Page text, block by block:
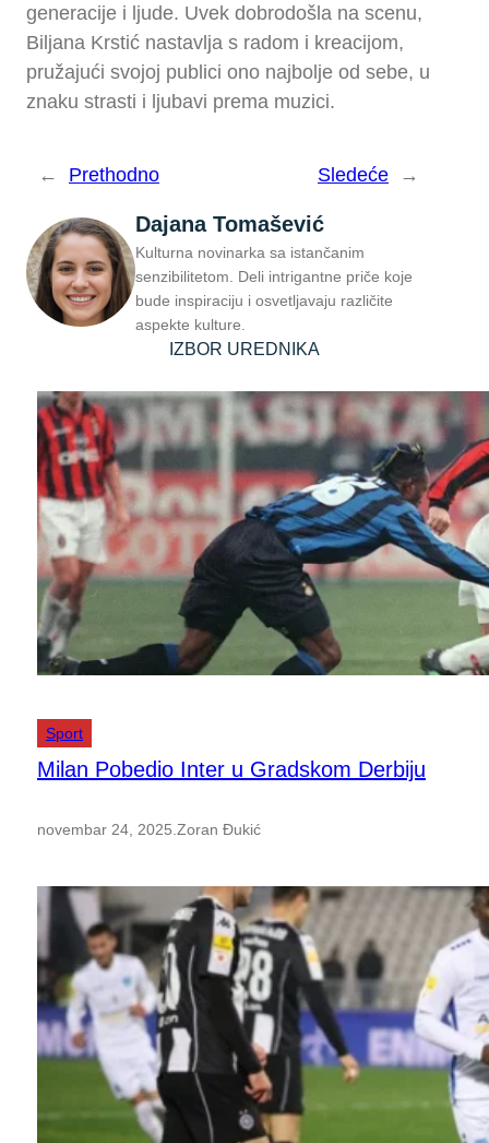
generacije i ljude. Uvek dobrodošla na scenu,
Biljana Krstić nastavlja s radom i kreacijom,
pružajući svojoj publici ono najbolje od sebe, u
znaku strasti i ljubavi prema muzici.
← Prethodno Sledeće →
Dajana Tomašević
Kulturna novinarka sa istančanim
senzibilitetom. Deli intrigantne priče koje
bude inspiraciju i osvetljavaju različite
aspekte kulture.
IZBOR UREDNIKA
Sport
Milan Pobedio Inter u Gradskom Derbiju
novembar 24, 2025 Zoran Đukić